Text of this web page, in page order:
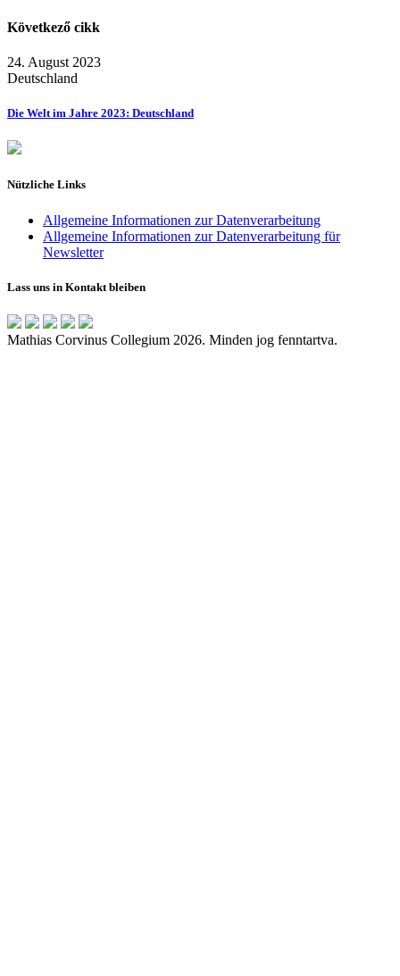
Következő cikk
24. August 2023
Deutschland
Die Welt im Jahre 2023: Deutschland
Nützliche Links
Allgemeine Informationen zur Datenverarbeitung
Allgemeine Informationen zur Datenverarbeitung für
Newsletter
Lass uns in Kontakt bleiben
Mathias Corvinus Collegium 2026. Minden jog fenntartva.